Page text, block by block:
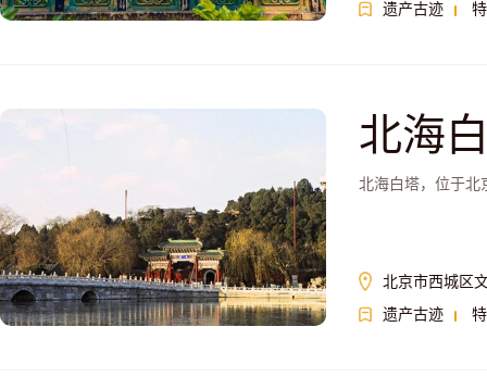
遗产古迹
北海
北海白塔，位于北
北京市西城区
遗产古迹